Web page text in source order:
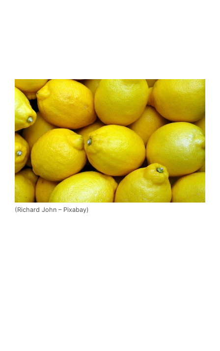
(Richard John – Pixabay)